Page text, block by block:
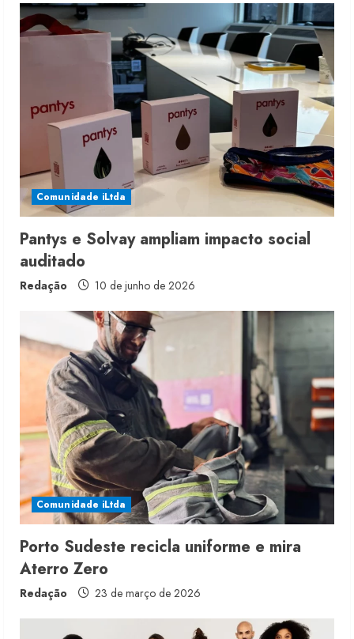
e
e
d
i
n
g
Comunidade iLtda
Pantys e Solvay ampliam impacto social
auditado
Redação 10 de junho de 2026
Comunidade iLtda
Porto Sudeste recicla uniforme e mira
Aterro Zero
Redação 23 de março de 2026